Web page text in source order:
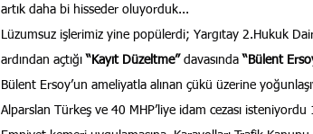
artık daha bi hisseder oluyorduk...
Lüzumsuz işlerimiz yine popülerdi; Yargıtay 2.Hukuk
ardından açtığı “Kayıt Düzeltme” davasında “Bülent
Bülent Ersoy’un ameliyatla alınan çükü üzerine
Alparslan Türkeş ve 40 MHP’liye idam cezası isteniyordu